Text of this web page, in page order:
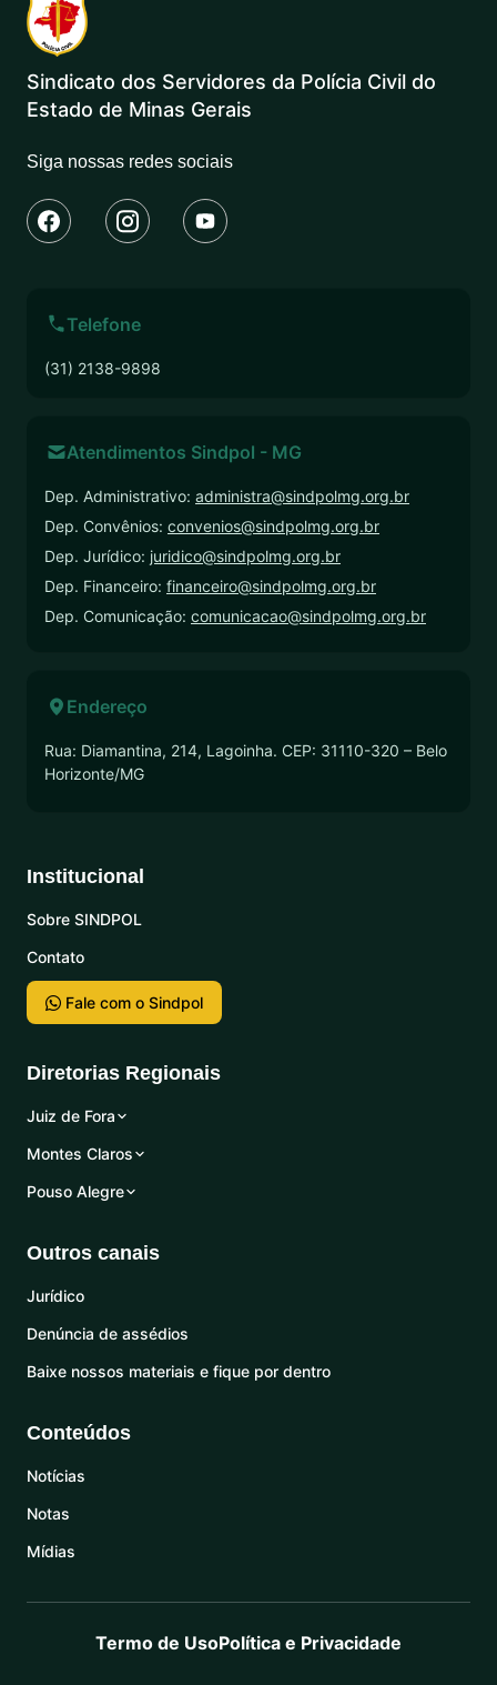
Sindicato dos Servidores da Polícia Civil do
Estado de Minas Gerais
Siga nossas redes sociais
Telefone
(31) 2138-9898
Atendimentos Sindpol - MG
Dep. Administrativo: administra@sindpolmg.org.br
Dep. Convênios: convenios@sindpolmg.org.br
Dep. Jurídico: juridico@sindpolmg.org.br
Dep. Financeiro: financeiro@sindpolmg.org.br
Dep. Comunicação: comunicacao@sindpolmg.org.br
Endereço
Rua: Diamantina, 214, Lagoinha. CEP: 31110-320 – Belo
Horizonte/MG
Institucional
Sobre SINDPOL
Contato
Fale com o Sindpol
Diretorias Regionais
Juiz de Fora
Montes Claros
Pouso Alegre
Outros canais
Jurídico
Denúncia de assédios
Baixe nossos materiais e fique por dentro
Conteúdos
Notícias
Notas
Mídias
Termo de UsoPolítica e Privacidade